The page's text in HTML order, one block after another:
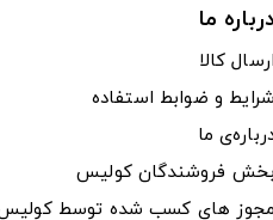
درباره ما
ارسال کالا
شرایط و ضوابط استفاده
ما
بخش فروشندگان کولیس
مجوز های کسب شده توسط